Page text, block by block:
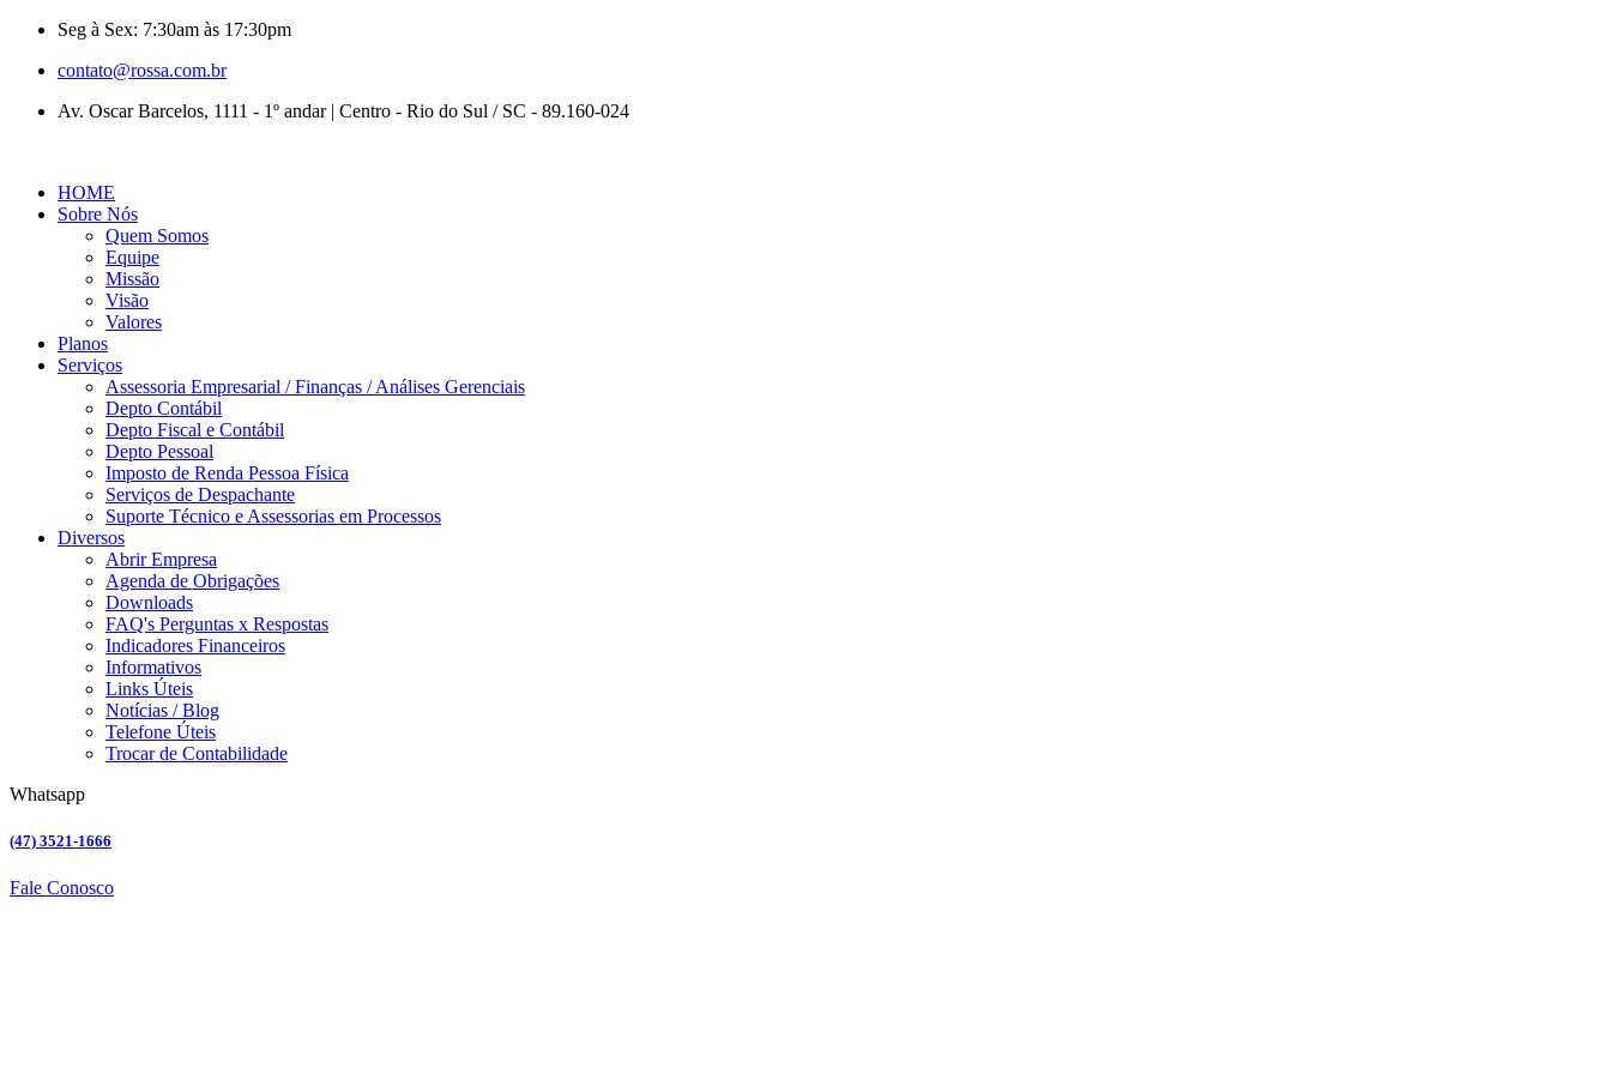
Seg à Sex: 7:30am às 17:30pm
contato@rossa.com.br
Av. Oscar Barcelos, 1111 - 1º andar | Centro - Rio do Sul / SC - 89.160-024
HOME
Sobre Nós
Quem Somos
Equipe
Missão
Visão
Valores
Planos
Serviços
Assessoria Empresarial / Finanças / Análises Gerenciais
Depto Contábil
Depto Fiscal e Contábil
Depto Pessoal
Imposto de Renda Pessoa Física
Serviços de Despachante
Suporte Técnico e Assessorias em Processos
Diversos
Abrir Empresa
Agenda de Obrigações
Downloads
FAQ's Perguntas x Respostas
Indicadores Financeiros
Informativos
Links Úteis
Notícias / Blog
Telefone Úteis
Trocar de Contabilidade
Whatsapp
(47) 3521-1666
Fale Conosco